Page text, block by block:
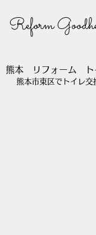
Reform
熊本 リフォーム ト
熊本市東区でトイレ交